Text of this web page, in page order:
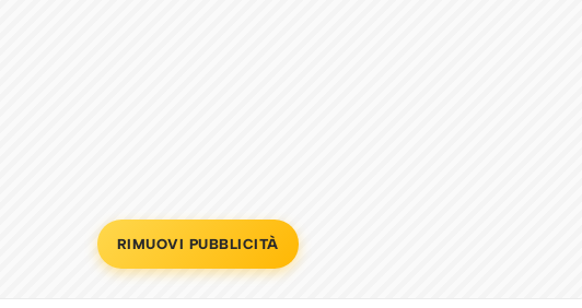
RIMUOVI PUBBLICITÀ